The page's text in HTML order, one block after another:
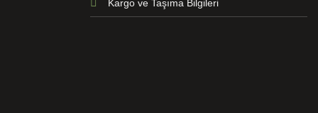
Kargo ve Taşıma Bilgileri